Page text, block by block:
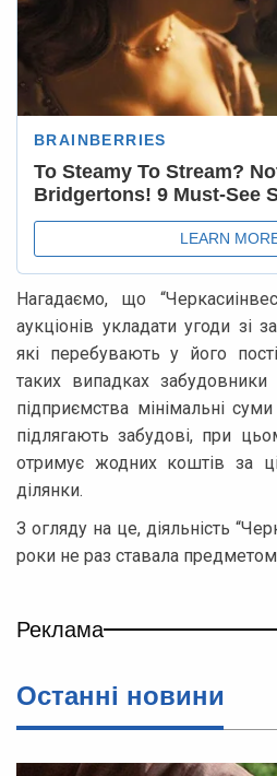
Нагадаємо, що
аукціонів укладати угоди зі
які перебувають у його
таких випадках
підприємства мінімальні
підлягають забудові, при
отримує жодних коштів за
ділянки.
З огляду на це, діяльність
роки не раз ставала предметом
Реклама
Останні новини